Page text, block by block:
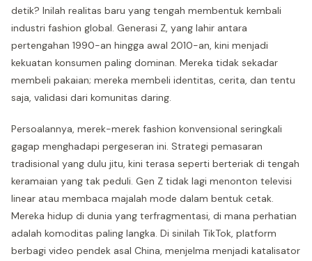
detik? Inilah realitas baru yang tengah membentuk kembali
industri fashion global. Generasi Z, yang lahir antara
pertengahan 1990-an hingga awal 2010-an, kini menjadi
kekuatan konsumen paling dominan. Mereka tidak sekadar
membeli pakaian; mereka membeli identitas, cerita, dan tentu
saja, validasi dari komunitas daring.
Persoalannya, merek-merek fashion konvensional seringkali
gagap menghadapi pergeseran ini. Strategi pemasaran
tradisional yang dulu jitu, kini terasa seperti berteriak di tengah
keramaian yang tak peduli. Gen Z tidak lagi menonton televisi
linear atau membaca majalah mode dalam bentuk cetak.
Mereka hidup di dunia yang terfragmentasi, di mana perhatian
adalah komoditas paling langka. Di sinilah TikTok, platform
berbagi video pendek asal China, menjelma menjadi katalisator